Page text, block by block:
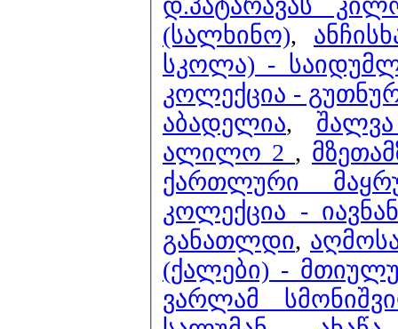
(სალხინო),
სკოლა) -
კოლექცია -
აბადელია,
ალილო 2 ,
ქართლური
კოლექცია -
განათლდი,
(ქალები) -
ვარლამ